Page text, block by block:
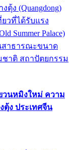
ตุ้ง (Quangdong)
วที่ได้รับแรง
Summer Palace)
สาธารณะขนาด
าติ สถาปัตยกรรม
วนหมิงใหม่ ความ
ง ประเทศจีน